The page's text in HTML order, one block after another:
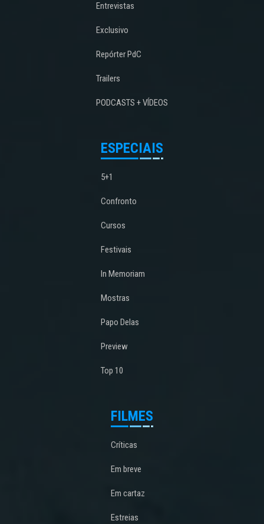
Entrevistas
Exclusivo
Repórter PdC
Trailers
PODCASTS + VÍDEOS
ESPECIAIS
5+1
Confronto
Cursos
Festivais
In Memoriam
Mostras
Papo Delas
Preview
Top 10
FILMES
Críticas
Em breve
Em cartaz
Estreias